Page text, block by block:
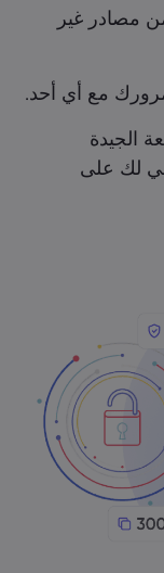
مصادر غير
مع أي أحد.
الجيدة
لك على